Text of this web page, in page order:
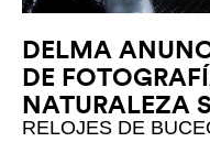
DELMA
DE
NATURALEZA
RELOJES DE